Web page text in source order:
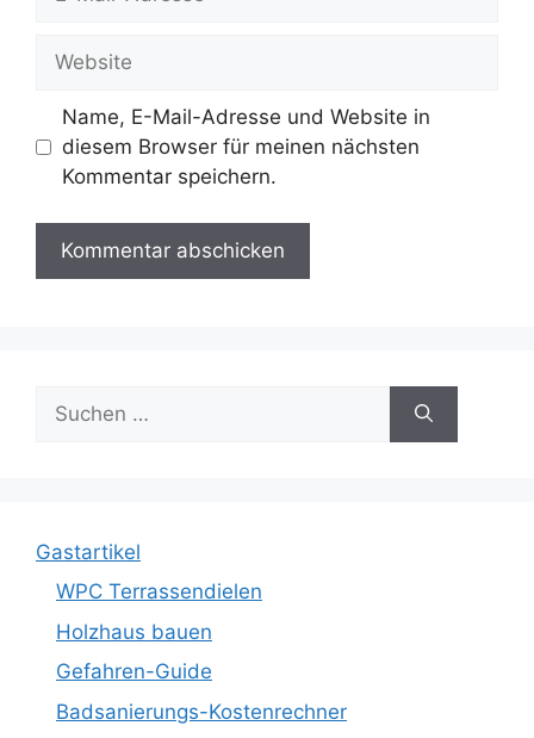
Website
Name, E-Mail-Adresse und Website in
diesem Browser für meinen nächsten
Kommentar speichern.
nach:
Gastartikel
WPC Terrassendielen
Holzhaus bauen
Gefahren-Guide
Badsanierungs-Kostenrechner